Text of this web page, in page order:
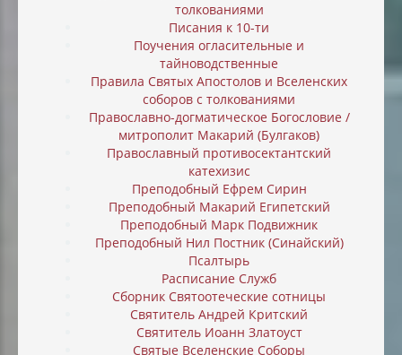
толкованиями
Писания к 10-ти
Поучения огласительные и
тайноводственные
Правила Святых Апостолов и Вселенских
соборов с толкованиями
Православно-догматическое Богословие /
митрополит Макарий (Булгаков)
Православный противосектантский
катехизис
Преподобный Ефрем Сирин
Преподобный Макарий Египетский
Преподобный Марк Подвижник
Преподобный Нил Постник (Синайский)
Псалтырь
Расписание Служб
Сборник Святоотеческие сотницы
Святитель Андрей Критский
Святитель Иоанн Златоуст
Святые Вселенские Соборы